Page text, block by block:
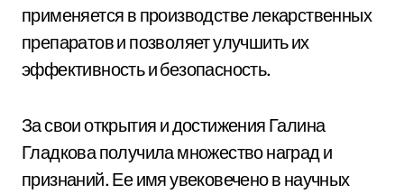
применяется в производстве лекарственных
препаратов и позволяет улучшить их
эффективность и безопасность.
За свои открытия и достижения Галина
Гладкова получила множество наград и
признаний. Ее имя увековечено в научных